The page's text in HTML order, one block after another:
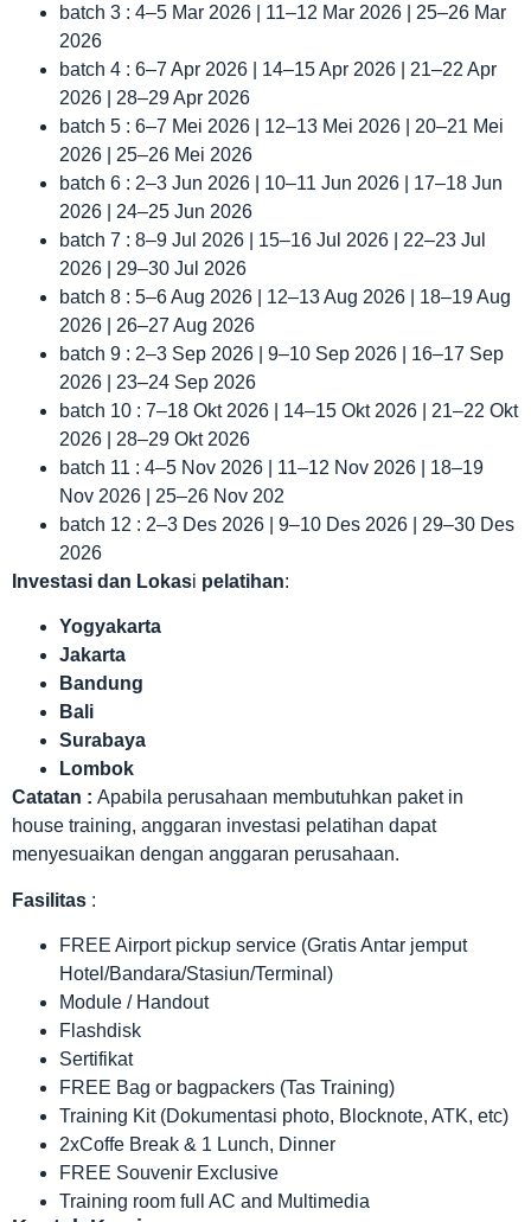
batch 3 : 4–5 Mar 2026 | 11–12 Mar 2026 | 25–26 Mar
2026
batch 4 : 6–7 Apr 2026 | 14–15 Apr 2026 | 21–22 Apr
2026 | 28–29 Apr 2026
batch 5 : 6–7 Mei 2026 | 12–13 Mei 2026 | 20–21 Mei
2026 | 25–26 Mei 2026
batch 6 : 2–3 Jun 2026 | 10–11 Jun 2026 | 17–18 Jun
2026 | 24–25 Jun 2026
batch 7 : 8–9 Jul 2026 | 15–16 Jul 2026 | 22–23 Jul
2026 | 29–30 Jul 2026
batch 8 : 5–6 Aug 2026 | 12–13 Aug 2026 | 18–19 Aug
2026 | 26–27 Aug 2026
batch 9 : 2–3 Sep 2026 | 9–10 Sep 2026 | 16–17 Sep
2026 | 23–24 Sep 2026
batch 10 : 7–18 Okt 2026 | 14–15 Okt 2026 | 21–22 Okt
2026 | 28–29 Okt 2026
batch 11 : 4–5 Nov 2026 | 11–12 Nov 2026 | 18–19
Nov 2026 | 25–26 Nov 202
batch 12 : 2–3 Des 2026 | 9–10 Des 2026 | 29–30 Des
2026
Investasi dan Lokasi pelatihan:
Yogyakarta
Jakarta
Bandung
Bali
Surabaya
Lombok
Catatan : Apabila perusahaan membutuhkan paket in
house training, anggaran investasi pelatihan dapat
menyesuaikan dengan anggaran perusahaan.
Fasilitas :
FREE Airport pickup service (Gratis Antar jemput
Hotel/Bandara/Stasiun/Terminal)
Module / Handout
Flashdisk
Sertifikat
FREE Bag or bagpackers (Tas Training)
Training Kit (Dokumentasi photo, Blocknote, ATK, etc)
2xCoffe Break & 1 Lunch, Dinner
FREE Souvenir Exclusive
Training room full AC and Multimedia